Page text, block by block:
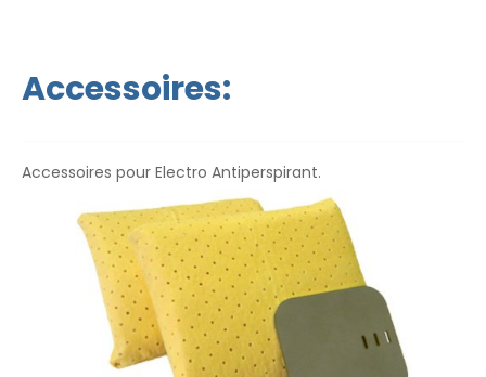
Accessoires:
Accessoires pour Electro Antiperspirant.